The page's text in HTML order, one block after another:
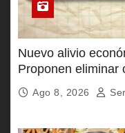
Nuevo alivio
Proponen eliminar
Pensión Bienestar
Ago 8, 2026